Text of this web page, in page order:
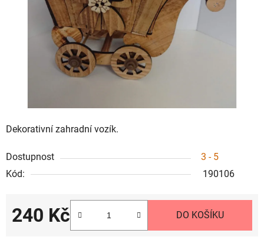
Dekorativní zahradní vozík.
Dostupnost
3 - 5
Kód:
190106
240 Kč DO KOŠÍKU